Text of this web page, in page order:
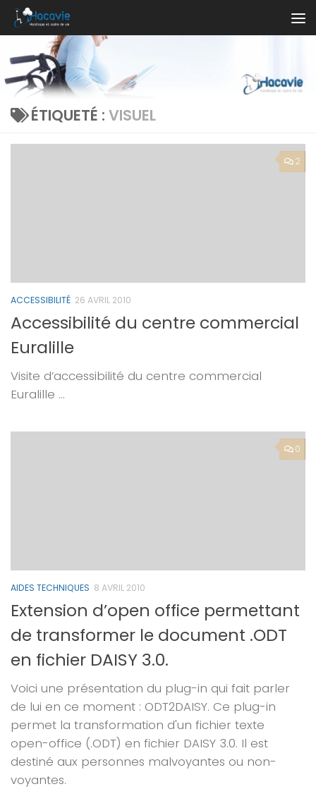
Au dessous du contenu
ÉTIQUETÉ : VISUEL
2
ACCESSIBILITÉ 26 AVRIL 2010
Accessibilité du centre commercial
Euralille
Visite d’accessibilité du centre commercial
Euralille …
0
AIDES TECHNIQUES 8 AVRIL 2010
Extension d’open office permettant
de transformer le document .ODT
en fichier DAISY 3.0.
Voici une présentation du plug-in qui fait parler
de lui en ce moment : ODT2DAISY. Ce plug-in
permet la transformation d'un fichier texte
open-office (.ODT) en fichier DAISY 3.0. Il est
destiné aux personnes malvoyantes ou non-
voyantes.